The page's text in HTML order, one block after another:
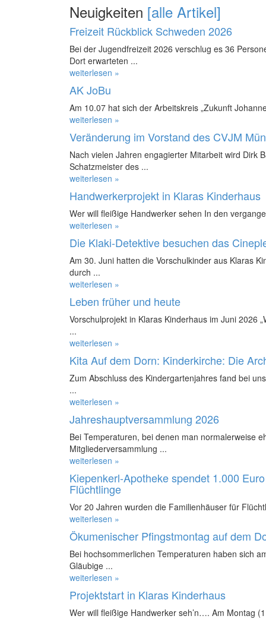
Neuigkeiten [alle Artikel]
Freizeit Rückblick Schweden 2026
Bei der Jugendfreizeit 2026 verschlug es 36
Dort erwarteten ...
weiterlesen »
AK JoBu
Am 10.07 hat sich der Arbeitskreis „Zukunft
weiterlesen »
Veränderung im Vorstand des CVJM
Nach vielen Jahren engagierter Mitarbeit wird Dirk
Schatzmeister des ...
weiterlesen »
Handwerkerprojekt in Klaras Kinderhaus
Wer will fleißige Handwerker sehen In den
weiterlesen »
Die Klaki-Detektive besuchen das
Am 30. Juni hatten die Vorschulkinder aus Klaras
durch ...
weiterlesen »
Leben früher und heute
Vorschulprojekt in Klaras Kinderhaus im Juni 2026
...
weiterlesen »
Kita Auf dem Dorn: Kinderkirche: Die
Zum Abschluss des Kindergartenjahres fand bei
...
weiterlesen »
Jahreshauptversammlung 2026
Bei Temperaturen, bei denen man normalerweise
Mitgliederversammlung ...
weiterlesen »
Kiepenkerl-Apotheke spendet 1.000
Flüchtlinge
Vor 20 Jahren wurden die Familienhäuser für
weiterlesen »
Ökumenischer Pfingstmontag auf dem
Bei hochsommerlichen Temperaturen haben sich
Gläubige ...
weiterlesen »
Projektstart in Klaras Kinderhaus
Wer will fleißige Handwerker seh’n…. Am Montag